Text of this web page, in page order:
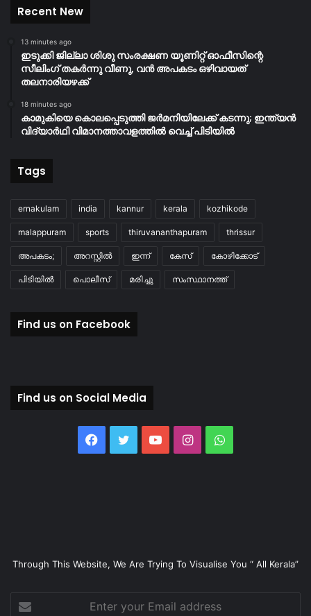
Recent New
13 minutes ago
ഇടുക്കി ജില്ലാ ശിശു സംരക്ഷണ യൂണിറ്റ് ഓഫീസിന്റെ
സീലിംഗ് തകർന്നു വീണു, വൻ അപകടം ഒഴിവായത്
തലനാരിയഴക്ക്
18 minutes ago
കാമുകിയെ കൊലപ്പെടുത്തി ജർമനിയിലേക്ക് കടന്നു; ഇന്ത്യൻ
വിദ്യാർഥി വിമാനത്താവളത്തിൽ വെച്ച് പിടിയിൽ
Tags
ernakulam india kannur kerala kozhikode
malappuram sports thiruvananthapuram thrissur
അപകടം; അറസ്റ്റിൽ ഇന്ന് കേസ് കോഴിക്കോട്
പിടിയിൽ പൊലീസ് മരിച്ചു സംസ്ഥാനത്ത്
Find us on Facebook
Find us on Social Media
Facebook
TwitterYouTubeInstagramWhatsApp
Through This Website, We Are Trying To Visualise You “ All Kerala”
your